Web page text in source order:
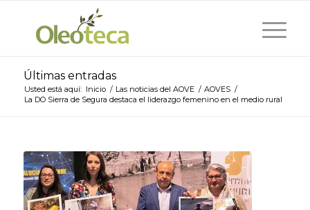
Últimas entradas
Usted está aquí: Inicio / Las noticias del AOVE / AOVES /
La DO Sierra de Segura destaca el liderazgo femenino en el medio rural